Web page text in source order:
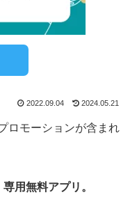
2022.09.04 2024.05.21
ロモーションが含まれ
用無料アプリ。